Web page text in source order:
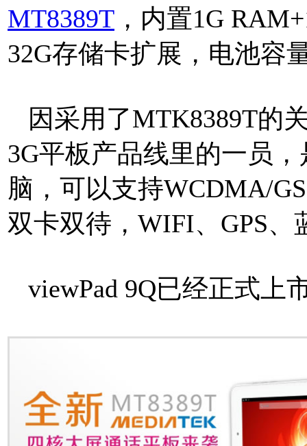
MT8389T ，内置1G
32G存储卡扩展，电池容
因采用了MTK8389T的
3G平板产品线里的一员
脑，可以支持WCDMA/
双卡双待，WIFI、GPS
viewPad 9Q已经正式上